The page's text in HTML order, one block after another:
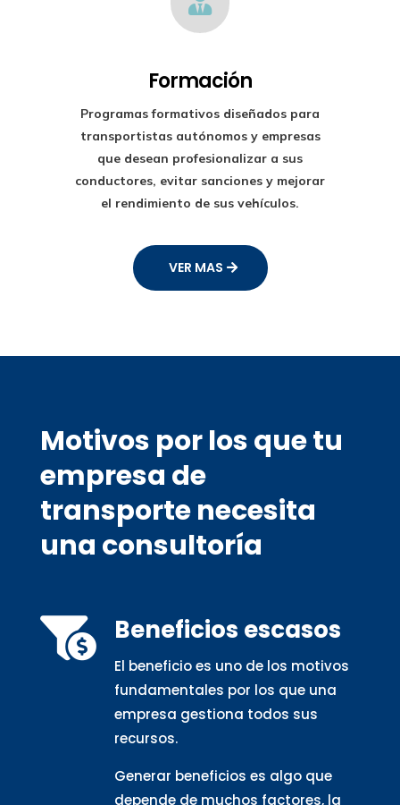
Formación
Programas formativos diseñados para
transportistas autónomos y empresas
que desean profesionalizar a sus
conductores, evitar sanciones y mejorar
el rendimiento de sus vehículos.
VER MAS
Motivos por los que tu
empresa de
transporte necesita
una consultoría
 Beneficios escasos
El beneficio es uno de los motivos
fundamentales por los que una
empresa gestiona todos sus
recursos.
Generar beneficios es algo que
depende de muchos factores, la